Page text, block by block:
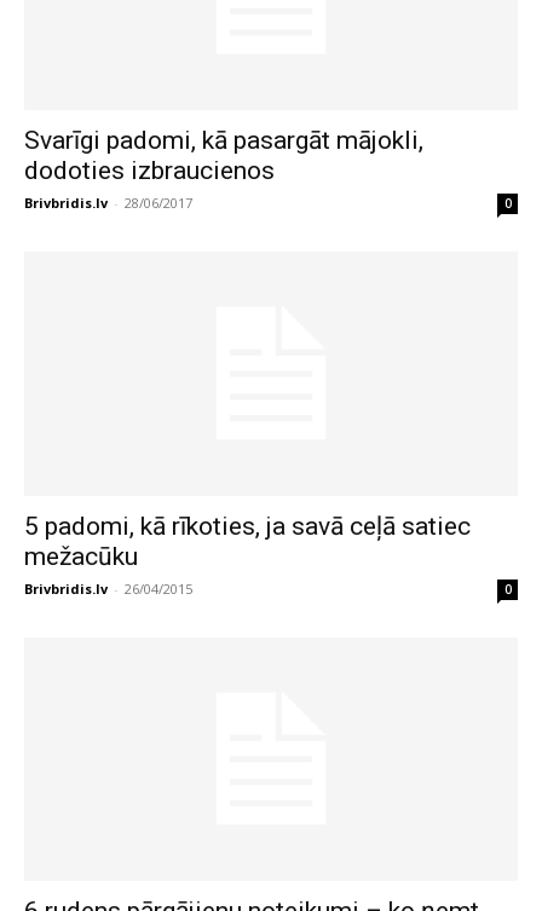
Svarīgi padomi, kā pasargāt mājokli,
dodoties izbraucienos
Brivbridis.lv - 28/06/2017 0
5 padomi, kā rīkoties, ja savā ceļā satiec
mežacūku
Brivbridis.lv - 26/04/2015 0